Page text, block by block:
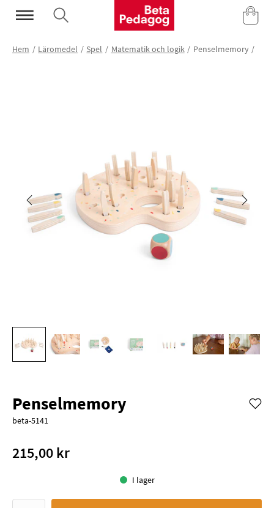
Mina Sidor
Hem Läromedel Spel Matematik och logik Penselmemory
Penselmemory
beta-5141
215,00 kr
I lager